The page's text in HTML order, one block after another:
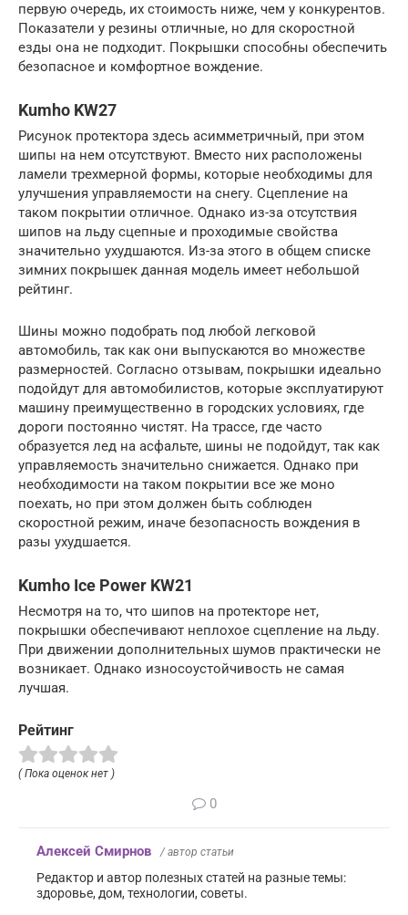
первую очередь, их стоимость ниже, чем у конкурентов.
Показатели у резины отличные, но для скоростной
езды она не подходит. Покрышки способны обеспечить
безопасное и комфортное вождение.
Kumho KW27
Рисунок протектора здесь асимметричный, при этом
шипы на нем отсутствуют. Вместо них расположены
ламели трехмерной формы, которые необходимы для
улучшения управляемости на снегу. Сцепление на
таком покрытии отличное. Однако из-за отсутствия
шипов на льду сцепные и проходимые свойства
значительно ухудшаются. Из-за этого в общем списке
зимних покрышек данная модель имеет небольшой
рейтинг.
Шины можно подобрать под любой легковой
автомобиль, так как они выпускаются во множестве
размерностей. Согласно отзывам, покрышки идеально
подойдут для автомобилистов, которые эксплуатируют
машину преимущественно в городских условиях, где
дороги постоянно чистят. На трассе, где часто
образуется лед на асфальте, шины не подойдут, так как
управляемость значительно снижается. Однако при
необходимости на таком покрытии все же моно
поехать, но при этом должен быть соблюден
скоростной режим, иначе безопасность вождения в
разы ухудшается.
Kumho Ice Power KW21
Несмотря на то, что шипов на протекторе нет,
покрышки обеспечивают неплохое сцепление на льду.
При движении дополнительных шумов практически не
возникает. Однако износоустойчивость не самая
лучшая.
Рейтинг
( Пока оценок нет )
0
Алексей Смирнов / автор статьи
Редактор и автор полезных статей на разные темы:
здоровье, дом, технологии, советы.